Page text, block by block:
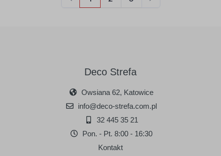
Deco Strefa
Owsiana 62, Katowice
info@deco-strefa.com.pl
32 445 35 21
Pon. - Pt. 8:00 - 16:30
Kontakt